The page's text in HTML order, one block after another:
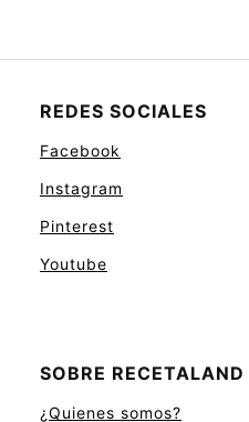
REDES SOCIALES
Facebook
Instagram
Pinterest
Youtube
SOBRE RECETALAND
¿Quienes somos?